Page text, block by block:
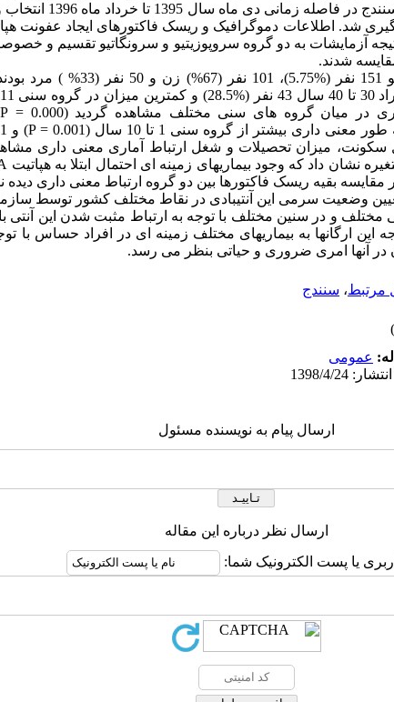
در فاصله زمانیدی ماه سال 1395 تا خرداد ماه 1396
گیری شد. اطلاعات دموگرافیک و ریسک فاکتورهای ایجاد عفونت
آزمایشات به دو گروه سروپوزیتیو و سرونگاتیو تقسیم و
شدند.
میزان فراوانی افراد سروپوزیتیو 151
در میان گروه های سنی مختلف مشاهده گردید(0.000
=
P
داری بیشتر از گروه سنی 1 تا 10 سال
(0.001
=
P
) و 11 تا 20 سال
میزان تحصیلات و شغل ارتباط آماری معنی داری
نشان داد که وجود بیماریهای زمینه ای احتمال ابتلا به هپاتیت
مقایسه بقیه ریسک فاکتورها بین دو گروه ارتباط معنی داری دیده
تعیین وضعیت سرمی این آنتی­بادی در نقاط مختلف کشور توسط
و در سنین مختلف با توجه به ارتباط مثبت شدن این آنتی
ارگانها به بیماری­های مختلف زمینه ای در افراد حساس با
در آنها امری ضروری و حیاتی بنظر می رسد.
مرتبط، سنندج
عمومى
ارسال پیام به نویسنده مسئول
ارسال نظر درباره این مقاله
یا پست الکترونیک شما: